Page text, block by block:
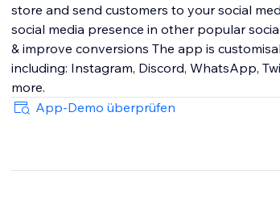
store and send customers to your social
social media presence in other popular
& improve conversions The app is
including: Instagram, Discord, WhatsApp,
more.
App-Demo überprüfen